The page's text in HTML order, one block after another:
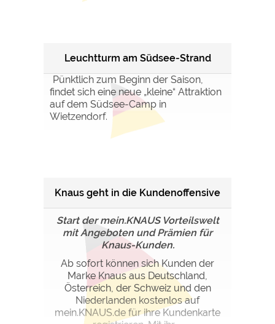
Leuchtturm am Südsee-Strand
Pünktlich zum Beginn der Saison,
findet sich eine neue „kleine“ Attraktion
auf dem Südsee-Camp in
Wietzendorf.
Knaus geht in die Kundenoffensive
Start der mein.KNAUS Vorteilswelt
mit Angeboten und Prämien für
Knaus-Kunden.
Ab sofort können sich Kunden der
Marke Knaus aus Deutschland,
Österreich, der Schweiz und den
Niederlanden kostenlos auf
mein.KNAUS.de für ihre Kundenkarte